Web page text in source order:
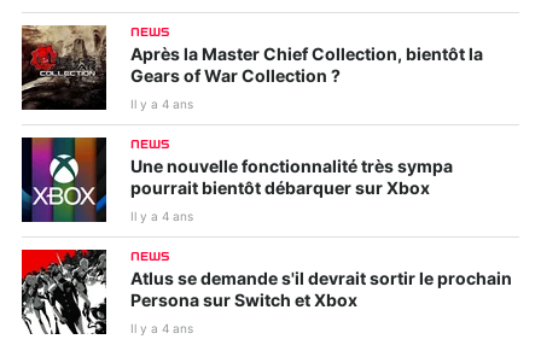
NEWS
Après la Master Chief Collection, bientôt la
Gears of War Collection ?
Il y a 4 ans
NEWS
Une nouvelle fonctionnalité très sympa
pourrait bientôt débarquer sur Xbox
Il y a 4 ans
NEWS
Atlus se demande s'il devrait sortir le prochain
Persona sur Switch et Xbox
Il y a 4 ans